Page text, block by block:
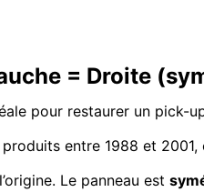
= Droite
pour restaurer un pick-
entre 1988 et 2001,
Le panneau est